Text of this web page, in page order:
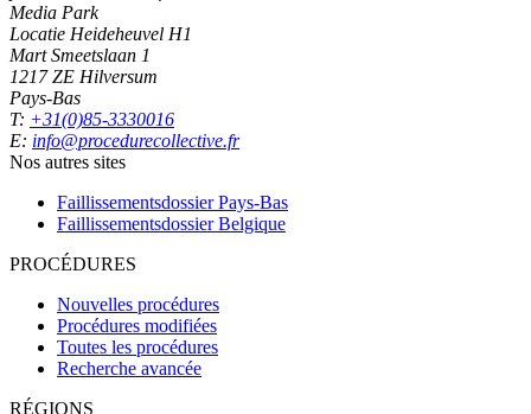
Media Park
Locatie Heideheuvel H1
Mart Smeetslaan 1
1217 ZE Hilversum
Pays-Bas
T: +31(0)85-3330016
E: info@procedurecollective.fr
Nos autres sites
Faillissementsdossier Pays-Bas
Faillissementsdossier Belgique
PROCÉDURES
Nouvelles procédures
Procédures modifiées
Toutes les procédures
Recherche avancée
RÉGIONS